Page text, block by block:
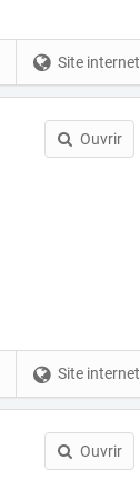
Site internet
Ouvrir
Site internet
Ouvrir